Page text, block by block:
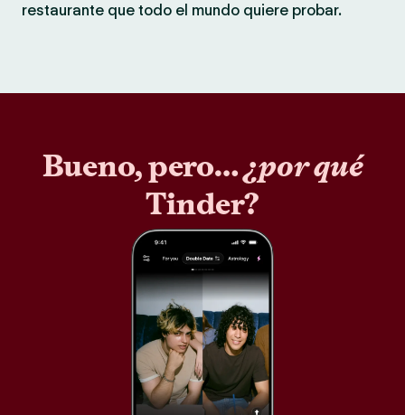
restaurante que todo el mundo quiere probar.
Bueno, pero…¿por qué
Tinder?